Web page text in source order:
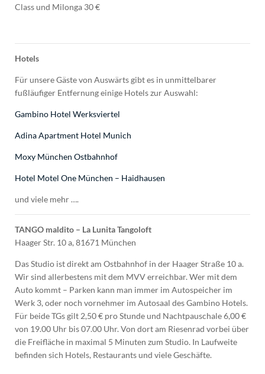
Class und Milonga 30 €
Hotels
Für unsere Gäste von Auswärts gibt es in unmittelbarer
fußläufiger Entfernung einige Hotels zur Auswahl:
Gambino Hotel Werksviertel
Adina Apartment Hotel Munich
Moxy München Ostbahnhof
Hotel Motel One München – Haidhausen
und viele mehr ….
TANGO maldito – La Lunita Tangoloft
Haager Str. 10 a, 81671 München
Das Studio ist direkt am Ostbahnhof in der Haager Straße 10 a.
Wir sind allerbestens mit dem MVV erreichbar. Wer mit dem
Auto kommt – Parken kann man immer im Autospeicher im
Werk 3, oder noch vornehmer im Autosaal des Gambino Hotels.
Für beide TGs gilt 2,50 € pro Stunde und Nachtpauschale 6,00 €
von 19.00 Uhr bis 07.00 Uhr. Von dort am Riesenrad vorbei über
die Freifläche in maximal 5 Minuten zum Studio. In Laufweite
befinden sich Hotels, Restaurants und viele Geschäfte.